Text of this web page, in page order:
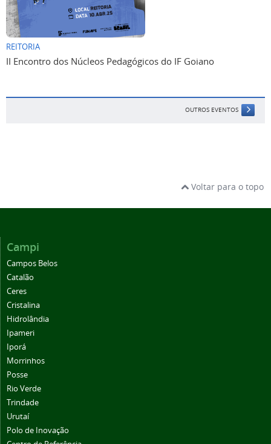
REITORIA
II Encontro dos Núcleos Pedagógicos do IF Goiano
OUTROS EVENTOS
Voltar para o topo
Campi
Campos Belos
Catalão
Ceres
Cristalina
Hidrolândia
Ipameri
Iporá
Morrinhos
Posse
Rio Verde
Trindade
Urutaí
Polo de Inovação